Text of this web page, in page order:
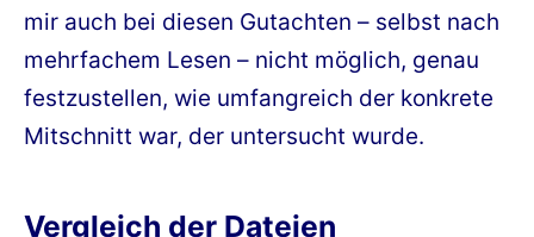
mir auch bei diesen Gutachten – selbst nach
mehrfachem Lesen – nicht möglich, genau
festzustellen, wie umfangreich der konkrete
Mitschnitt war, der untersucht wurde.
Vergleich der Dateien